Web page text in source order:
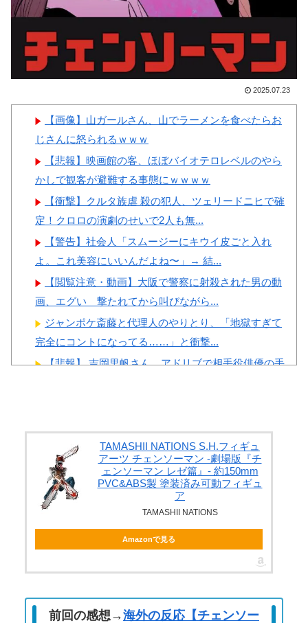
応をご覧ください・・・」
Powered by livedoor 相互RSS
2025.07.23
【画像】山ガールさん、山でラーメンを食べたらお
じさんに怒られるｗｗｗ
【悲報】映画館の客、ほぼバイオテロレベルのやら
かしで観客が避難する事態にｗｗｗｗ
【衝撃】クルタ族虐 殺の犯人、ツェリードニヒで確
定！クロロの演劇のせいで2人も無...
【警告】社会人「スムージーにキウイ皮ごと入れ
よ。これ美容にいいんだよね〜」→ 結...
【閲覧注意・動画】大阪で警察に射殺された男の動
画、エグい 撃たれてから叫びながら...
ジャンポケ斎藤と代理人のやりとり、「地獄すぎて
完全にコントになってる……」と衝撃...
【悲報】 吉岡里帆さん、アドリブで相手役俳優の手
私の不倫が夫と娘にバレてしまい、今はお情けで家
に置いてもらっている状態です。行為...
おねショタ？エ□ガキに孕まされる両儀式♥️????
♥️????♥️
TAMASHII NATIONS S.H.フィギュ
アーツ チェンソーマン -劇場版『チ
ェンソーマン レゼ篇』- 約150mm
PVC&ABS製 塗装済み可動フィギュ
ア
TAMASHII NATIONS
Amazonで見る
前回の感想→海外の反応【チェンソー